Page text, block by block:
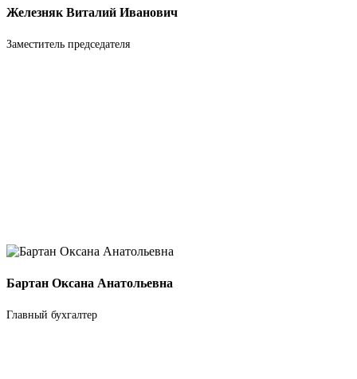
Железняк Виталий Иванович
Заместитель председателя
Бартан Оксана Анатольевна
Главный бухгалтер